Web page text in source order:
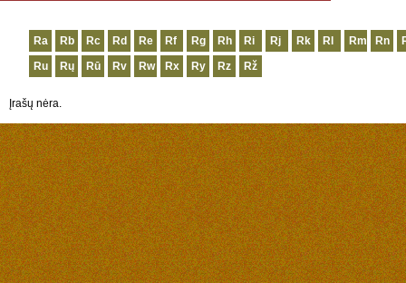
Ra Rb Rc Rd Re Rf Rg Rh Ri Rj Rk Rl Rm Rn
Ru
Rų Rū Rv Rw Rx Ry Rz Rž
Įrašų nėra.